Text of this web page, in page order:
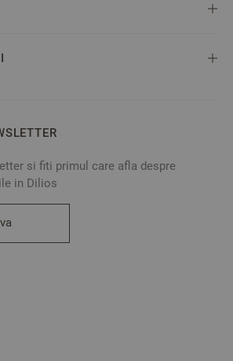
si fiti primul care afla despre
in Dilios